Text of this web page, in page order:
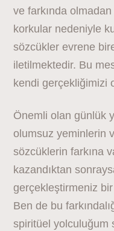
ve farkında
korkular nedeniyle
sözcükler evrene
iletilmektedir. Bu
kendi gerçekliğimizi
Önemli olan günlük
olumsuz yeminlerin
sözcüklerin farkına
kazandıktan
gerçekleştirmeniz
Ben de bu
spiritüel yolculuğum